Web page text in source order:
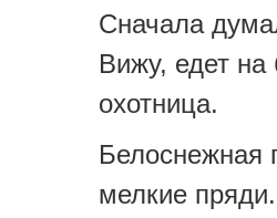
Сначала
Вижу, едет на
охотница.
Белоснежная
мелкие